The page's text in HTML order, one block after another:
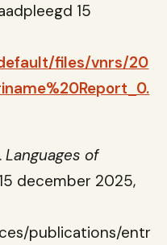
15
files/vnrs/20
Languages of
december 2025,
publications/entr